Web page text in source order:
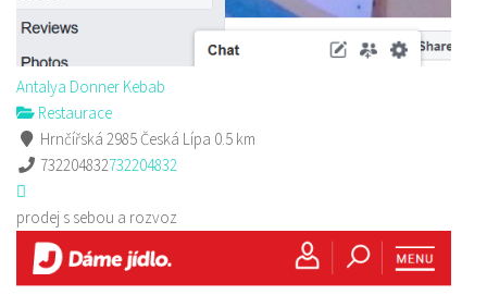
Antalya Donner Kebab
Restaurace
Hrnčířská 2985 Česká Lípa 0.5 km
732204832732204832
prodej s sebou a rozvoz